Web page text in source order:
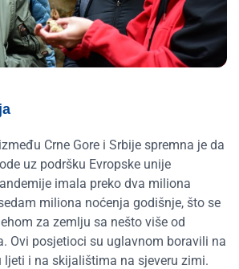
Crne Gore i Srbije spremna je da
uz podršku Evropske unije
imala preko dva miliona
miliona noćenja godišnje, što se
za zemlju sa nešto više od
Ovi posjetioci su uglavnom boravili na
ljeti i na skijalištima na sjeveru zimi.